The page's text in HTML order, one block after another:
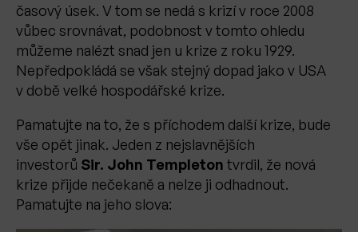
časový úsek. V tom se nedá s krizí v roce 2008
vůbec srovnávat, podobnost v tomto ohledu
můžeme nalézt snad jen u krize z roku 1929.
Nepředpokládá se však stejný dopad jako v USA
v době velké hospodářské krize.
Pamatujte na to, že s příchodem další krize, bude
vše opět jinak. Jeden z nejslavnějších
investorů Sir. John Templeton tvrdil, že nová
krize přijde nečekaně a nelze ji odhadnout.
Pamatujte na jeho slova: